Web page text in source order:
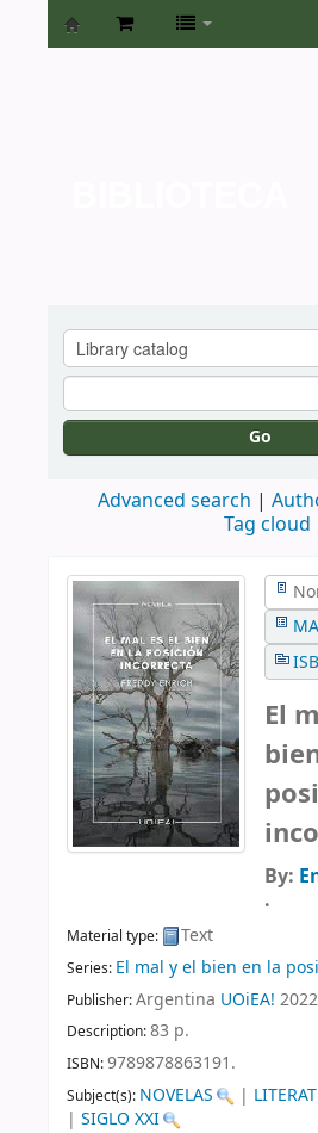
Biblioteca
Go
Advanced search
Tag cloud
El
By:
.
Material type: Text
Series: El mal y el bien en la
Publisher:Argentina UOiEA! 2022
Description:83 p.
ISBN:9789878863191.
Subject(s): NOVELAS |
| SIGLO XXI